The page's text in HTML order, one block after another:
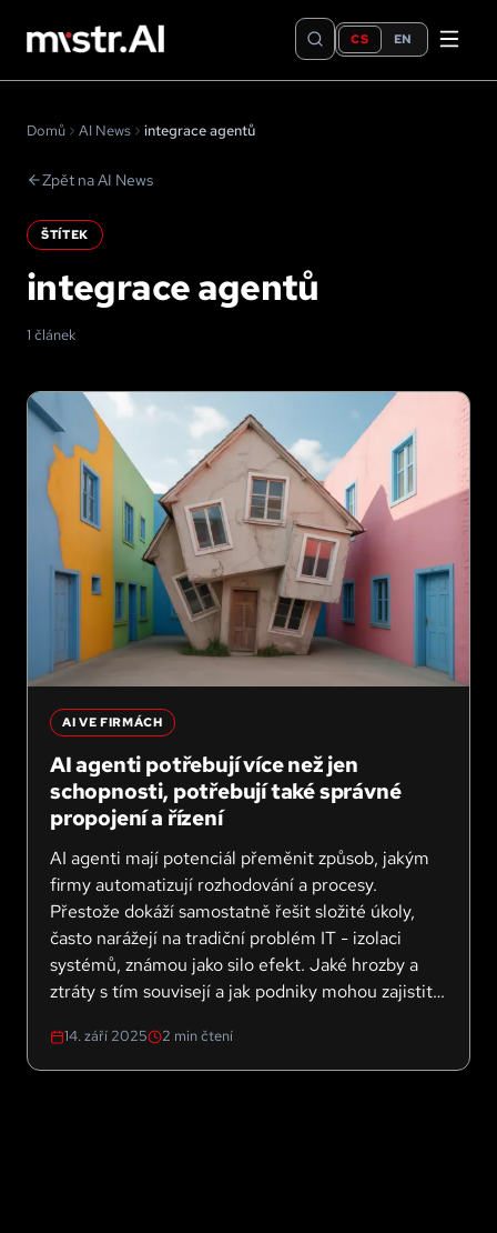
CS EN
Domů AI News integrace agentů
Zpět na AI News
ŠTÍTEK
integrace agentů
1 článek
AI VE FIRMÁCH
AI agenti potřebují více než jen
schopnosti, potřebují také správné
propojení a řízení
AI agenti mají potenciál přeměnit způsob, jakým
firmy automatizují rozhodování a procesy.
Přestože dokáží samostatně řešit složité úkoly,
často narážejí na tradiční problém IT - izolaci
systémů, známou jako silo efekt. Jaké hrozby a
ztráty s tím souvisejí a jak podniky mohou zajistit,
14. září 2025 2 min čtení